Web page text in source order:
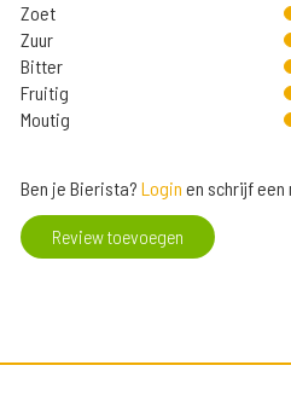
Zoet
Zuur
Bitter
Fruitig
Moutig
Ben je Bierista? Login en schrijf een
Review toevoegen